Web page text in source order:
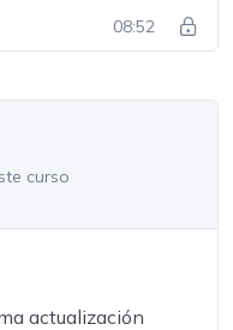
08:52
curso
actualización